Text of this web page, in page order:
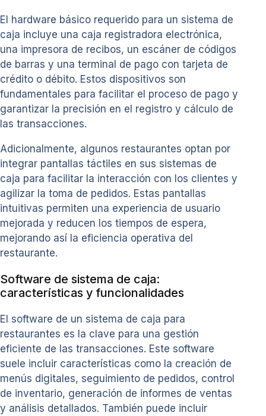
El hardware básico requerido para un sistema de
caja incluye una caja registradora electrónica,
una impresora de recibos, un escáner de códigos
de barras y una terminal de pago con tarjeta de
crédito o débito. Estos dispositivos son
fundamentales para facilitar el proceso de pago y
garantizar la precisión en el registro y cálculo de
las transacciones.
Adicionalmente, algunos restaurantes optan por
integrar pantallas táctiles en sus sistemas de
caja para facilitar la interacción con los clientes y
agilizar la toma de pedidos. Estas pantallas
intuitivas permiten una experiencia de usuario
mejorada y reducen los tiempos de espera,
mejorando así la eficiencia operativa del
restaurante.
Software de sistema de caja:
características y funcionalidades
El software de un sistema de caja para
restaurantes es la clave para una gestión
eficiente de las transacciones. Este software
suele incluir características como la creación de
menús digitales, seguimiento de pedidos, control
de inventario, generación de informes de ventas
y análisis detallados. También puede incluir